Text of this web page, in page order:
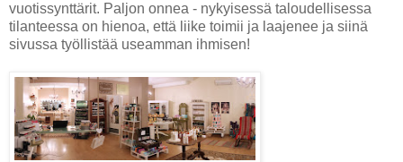
vuotissynttärit. Paljon onnea - nykyisessä taloudellisessa
tilanteessa on hienoa, että liike toimii ja laajenee ja siinä
sivussa työllistää useamman ihmisen!